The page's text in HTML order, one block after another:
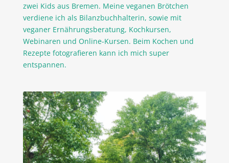
zwei Kids aus Bremen. Meine veganen Brötchen
verdiene ich als Bilanzbuchhalterin, sowie mit
veganer Ernährungsberatung, Kochkursen,
Webinaren und Online-Kursen. Beim Kochen und
Rezepte fotografieren kann ich mich super
entspannen.